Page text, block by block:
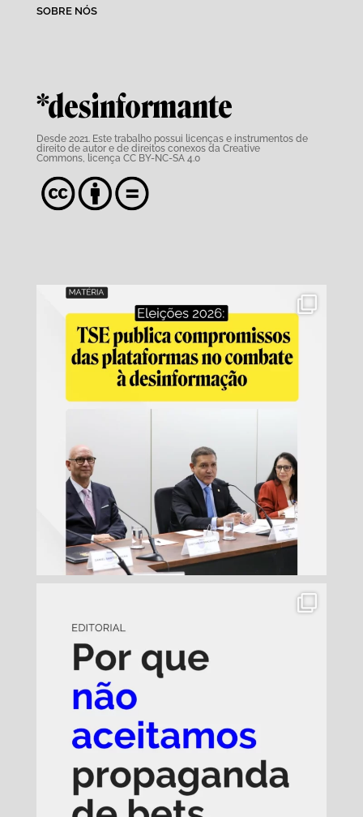
SOBRE NÓS
*desinformante
Desde 2021. Este trabalho possui licenças e instrumentos de
direito de autor e de direitos conexos da Creative
Commons, licença CC BY-NC-SA 4.0